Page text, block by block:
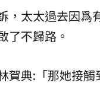
，太太過去因爲
了不歸路。
賀典:「那她接